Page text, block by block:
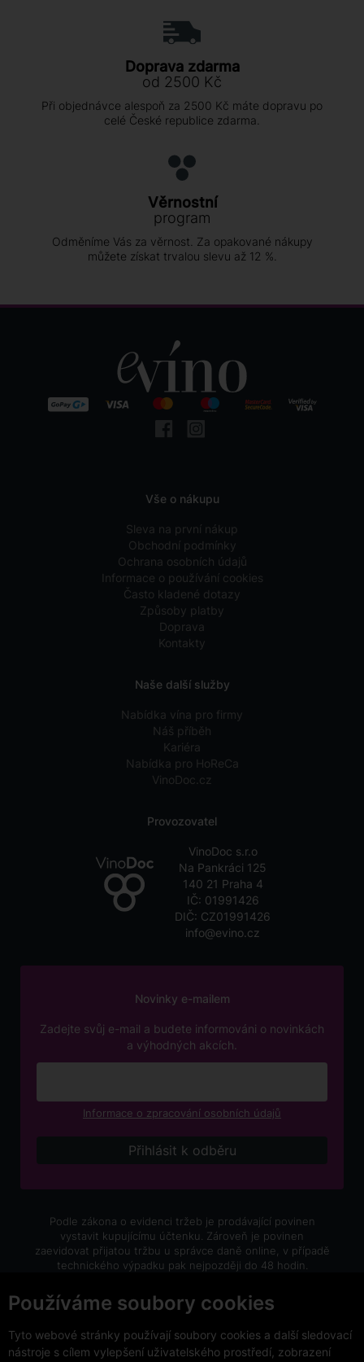
Používáme soubory cookies
Tyto webové stránky používají soubory cookies a další sledovací
nástroje s cílem vylepšení uživatelského prostředí, zobrazení
Doprava zdarma
od 2500 Kč
Při objednávce alespoň za 2500 Kč máte dopravu po
celé České republice zdarma.
Věrnostní
program
Odměníme Vás za věrnost. Za opakované nákupy
můžete získat trvalou slevu až 12 %.
Vše o nákupu
Sleva na první nákup
Obchodní podmínky
Ochrana osobních údajů
Informace o používání cookies
Často kladené dotazy
Způsoby platby
Doprava
Kontakty
Naše další služby
Nabídka vína pro firmy
Náš příběh
Kariéra
Nabídka pro HoReCa
VinoDoc.cz
Provozovatel
VinoDoc s.r.o
Na Pankráci 125
140 21 Praha 4
IČ: 01991426
DIČ: CZ01991426
info@evino.cz
Novinky e-mailem
Zadejte svůj e-mail a budete informováni o novinkách
a výhodných akcích.
Informace o zpracování osobních údajů
Podle zákona o evidenci tržeb je prodávající povinen
vystavit kupujícímu účtenku. Zároveň je povinen
zaevidovat přijatou tržbu u správce daně online, v případě
technického výpadku pak nejpozději do 48 hodin.
nápojů osobám mladším 18 let.